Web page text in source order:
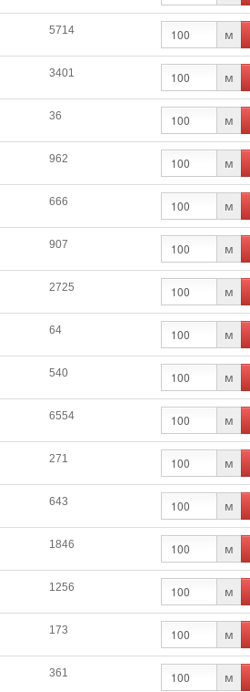
5714 м
3401 м
36 м
962 м
666 м
907 м
2725 м
64 м
540 м
6554 м
271 м
643 м
1846 м
1256 м
173 м
361 м